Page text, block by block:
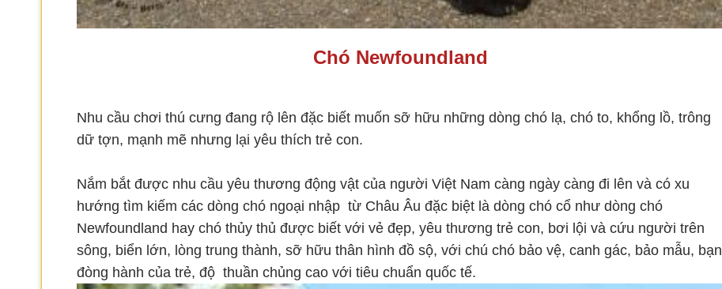
Chó Newfoundland
Nhu cầu chơi thú cưng đang rộ lên đặc biết muốn sỡ hữu những dòng chó lạ, chó to, khổng lồ, trông
dữ tợn, mạnh mẽ nhưng lại yêu thích trẻ con.
Nắm bắt được nhu cầu yêu thương động vật của người Việt Nam càng ngày càng đi lên và có xu
hướng tìm kiếm các dòng chó ngoại nhập từ Châu Âu đặc biệt là dòng chó cổ như dòng chó
Newfoundland hay chó thủy thủ được biết với vẻ đẹp, yêu thương trẻ con, bơi lội và cứu người trên
sông, biển lớn, lòng trung thành, sỡ hữu thân hình đồ sộ, với chú chó bảo vệ, canh gác, bảo mẫu, bạn
đòng hành của trẻ, độ thuần chủng cao với tiêu chuẩn quốc tế.